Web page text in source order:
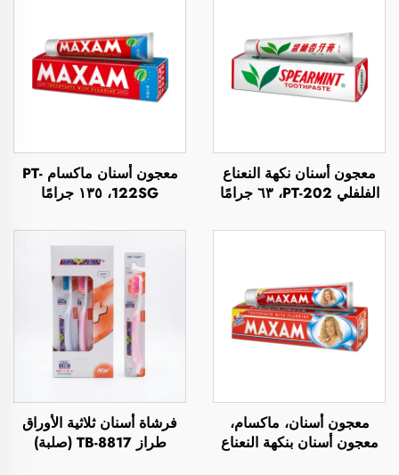
معجون أسنان نكهة النعناع
الفلفلي PT-202، ٦٣ جرامًا
معجون أسنان ماكسام PT-
122SG، ١٣٥ جرامًا
معجون أسنان، ماكسام،
معجون أسنان بنكهة النعناع
فرشاة أسنان ثلاثية الأوراق
طراز TB-8817 (صلبة)